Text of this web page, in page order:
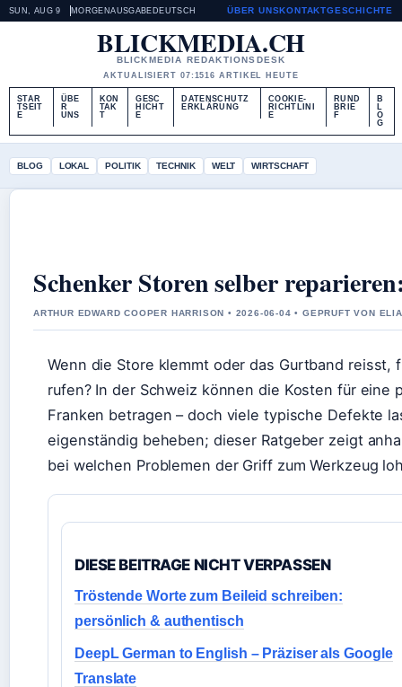
SUN, AUG 9 MORGENAUSGABE DEUTSCH ÜBER UNSKONTAKTGESCHICHTE
BLICKMEDIA.CH
BLICKMEDIA REDAKTIONSDESK
AKTUALISIERT 07:1516 ARTIKEL HEUTE
STAR
TSEIT
E
ÜBE
R
UNS
KON
TAK
T
GESC
HICHT
E
DATENSCHUTZ
ERKLÄRUNG
COOKIE-
RICHTLINI
E
RUND
BRIE
F
B
L
O
G
BLOG LOKAL POLITIK TECHNIK WELT WIRTSCHAFT
Schenker Storen selber
ARTHUR EDWARD COOPER HARRISON • 2026-06-04 • GEPRUFT VON
Wenn die Store klemmt oder das Gurtband
rufen? In der Schweiz können die Kosten für
Franken betragen – doch viele typische Defekte
eigenständig beheben; dieser Ratgeber zeigt
bei welchen Problemen der Griff zum Werkzeug
DIESE BEITRAGE NICHT VERPASSEN
Tröstende Worte zum Beileid schreiben:
persönlich & authentisch
DeepL German to English – Präziser als Google
Translate